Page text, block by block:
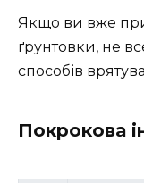
Якщо ви вже
ґрунтовки, не
способів
Покрокова